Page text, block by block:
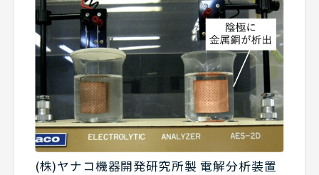
(株)ヤナコ機器開発研究所製 電解分析装置